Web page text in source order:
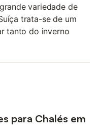
variedade de
trata-se de um
tanto do inverno
para Chalés em